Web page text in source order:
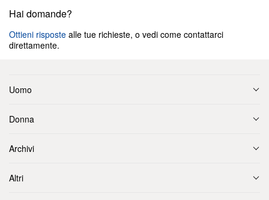
Hai domande?
Ottieni risposte alle tue richieste, o vedi come contattarci
direttamente.
Uomo
Donna
Archivi
Altri